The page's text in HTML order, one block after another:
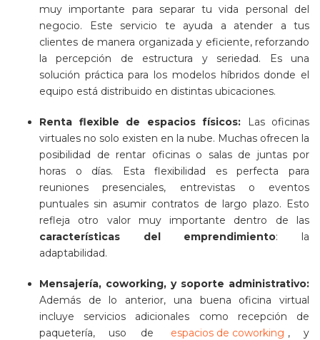
muy importante para separar tu vida personal del
negocio. Este servicio te ayuda a atender a tus
clientes de manera organizada y eficiente, reforzando
la percepción de estructura y seriedad. Es una
solución práctica para los modelos híbridos donde el
equipo está distribuido en distintas ubicaciones.
Renta flexible de espacios físicos:
Las oficinas
virtuales no solo existen en la nube. Muchas ofrecen la
posibilidad de rentar oficinas o salas de juntas por
horas o días. Esta flexibilidad es perfecta para
reuniones presenciales, entrevistas o eventos
puntuales sin asumir contratos de largo plazo. Esto
refleja otro valor muy importante dentro de las
características del emprendimiento: la
adaptabilidad.
Mensajería, coworking, y soporte administrativo:
Además de lo anterior, una buena oficina virtual
incluye servicios adicionales como recepción de
paquetería, uso de
espacios de coworking , y